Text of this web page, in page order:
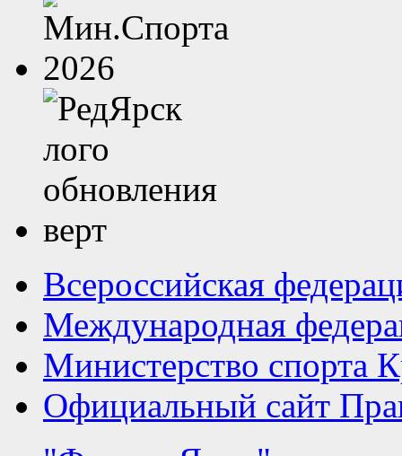
Всероссийская
Международная
Министерство спорта
Официальный сайт